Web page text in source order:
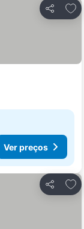
Partilhar
Ver preços
Partilhar